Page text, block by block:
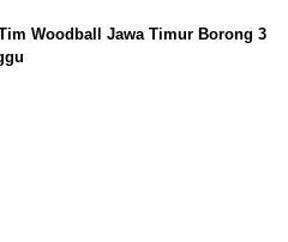
Woodball Jawa Timur Borong 3